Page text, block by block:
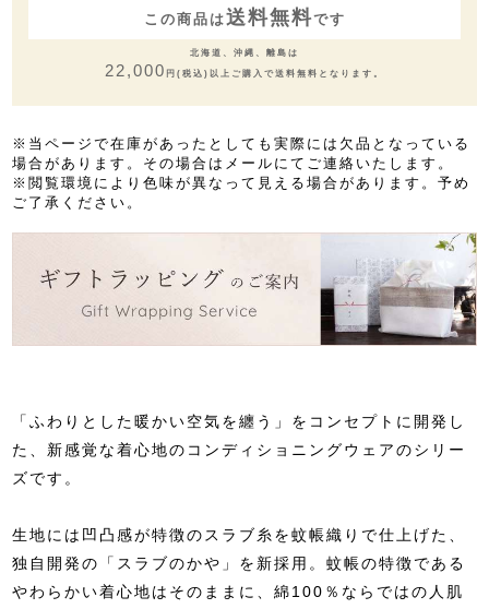
この商品は送料無料です
北海道、沖縄、離島は
22,000 円(税込)以上ご購入で送料無料となります。
※当ページで在庫があったとしても実際には欠品となっている
場合があります。その場合はメールにてご連絡いたします。
※閲覧環境により色味が異なって見える場合があります。予め
ご了承ください。
「ふわりとした暖かい空気を纏う」をコンセプトに開発し
た、新感覚な着心地のコンディショニングウェアのシリー
ズです。
生地には凹凸感が特徴のスラブ糸を蚊帳織りで仕上げた、
独自開発の「スラブのかや」を新採用。蚊帳の特徴である
やわらかい着心地はそのままに、綿100％ならではの人肌